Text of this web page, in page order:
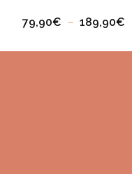
79,90€ – 189,90€